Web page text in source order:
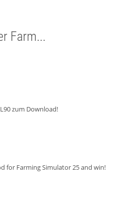
Farm...
zum Download!
for Farming Simulator 25 and win!